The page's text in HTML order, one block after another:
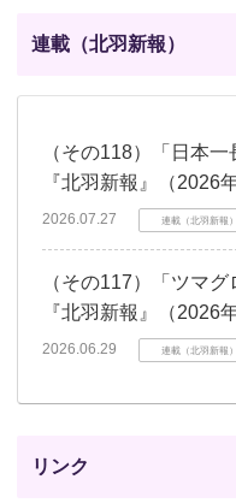
連載（北羽新報）
（その118）「日本
『北羽新報』（2026
2026.07.27 連載（北羽新報）
（その117）「ツマ
『北羽新報』（2026
2026.06.29 連載（北羽新報）
リンク